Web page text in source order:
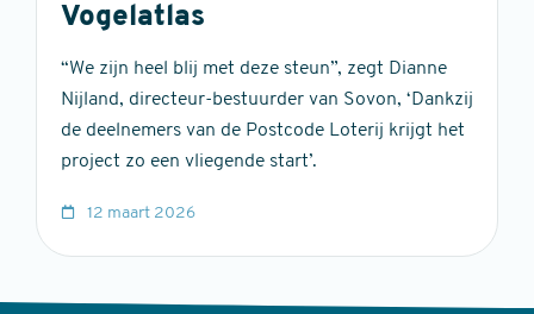
Vogelatlas
“We zijn heel blij met deze steun”, zegt Dianne
Nijland, directeur-bestuurder van Sovon, ‘Dankzij
de deelnemers van de Postcode Loterij krijgt het
project zo een vliegende start’.
12 maart 2026